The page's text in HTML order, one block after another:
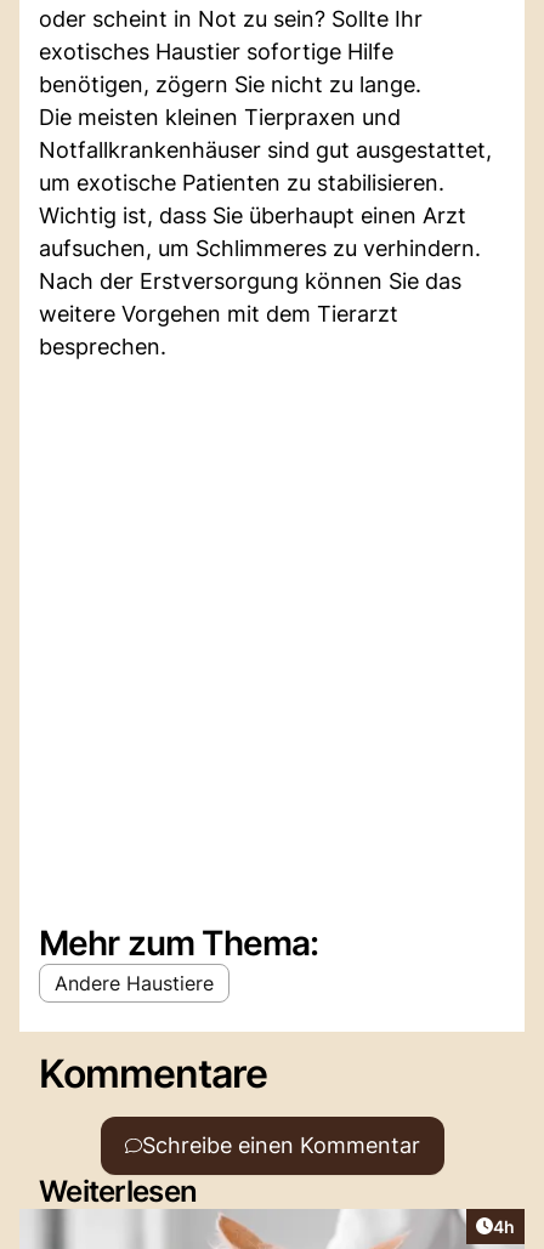
oder scheint in Not zu sein? Sollte Ihr
exotisches Haustier sofortige Hilfe
benötigen, zögern Sie nicht zu lange.
Die meisten kleinen Tierpraxen und
Notfallkrankenhäuser sind gut ausgestattet,
um exotische Patienten zu stabilisieren.
Wichtig ist, dass Sie überhaupt einen Arzt
aufsuchen, um Schlimmeres zu verhindern.
Nach der Erstversorgung können Sie das
weitere Vorgehen mit dem Tierarzt
besprechen.
Mehr zum Thema:
Andere Haustiere
Kommentare
Schreibe einen Kommentar
Weiterlesen
4h